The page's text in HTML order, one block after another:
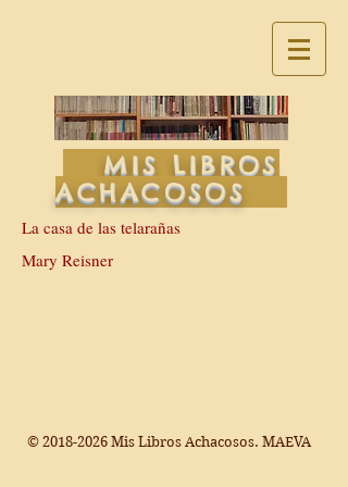
MIS LIBROS
ACHACOSOS
La casa de las telarañas
Mary Reisner
© 2018-2026 Mis Libros Achacosos. MAEVA